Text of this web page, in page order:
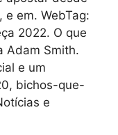
em. WebTag:
2022. O que
Adam Smith.
e um
bichos-que-
e